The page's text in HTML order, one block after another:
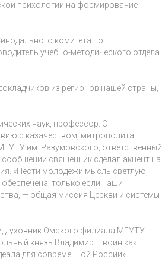
психологии на формирование
комитета по
учебно-методического отдела
из регионов нашей страны,
наук, профессор. С
с казачеством, митрополита
им. Разумовского, ответственный
священник сделал акцент на
«Нести молодежи мысль светлую,
только если наши
— общая миссия Церкви и системы
духовник Омского филиала МГУТУ
князь Владимир – воин как
для современной России».